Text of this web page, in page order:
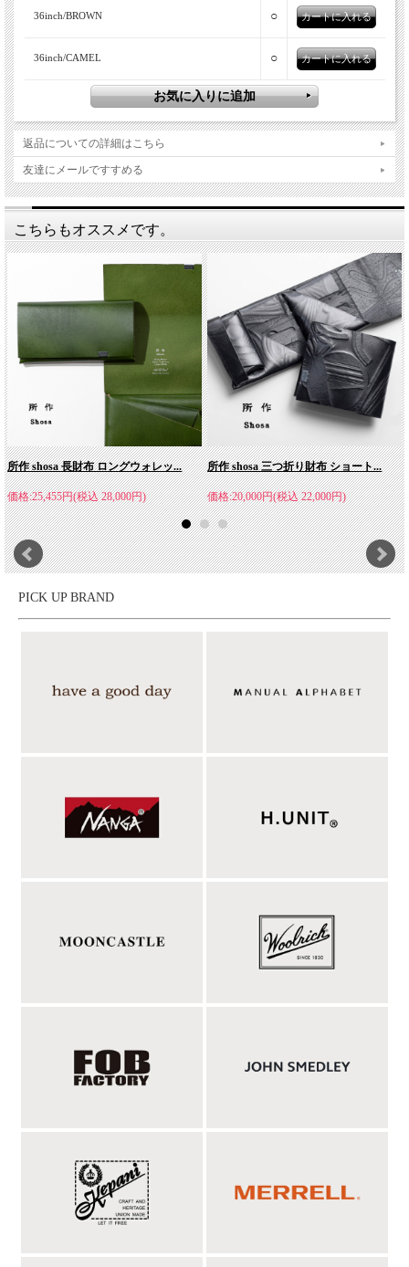
36inch/BROWN ○
36inch/CAMEL ○
返品についての詳細はこちら
友達にメールですすめる
こちらもオススメです。
所作 shosa 長財布 ロングウォレッ...
価格:25,455円(税込 28,000円)
所作 shosa 三つ折り財布 ショート...
価格:20,000円(税込 22,000円)
PICK UP BRAND